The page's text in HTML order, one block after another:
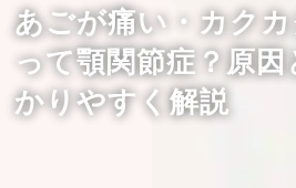
あごが痛い・カク
って顎関節症？原
かりやすく解説